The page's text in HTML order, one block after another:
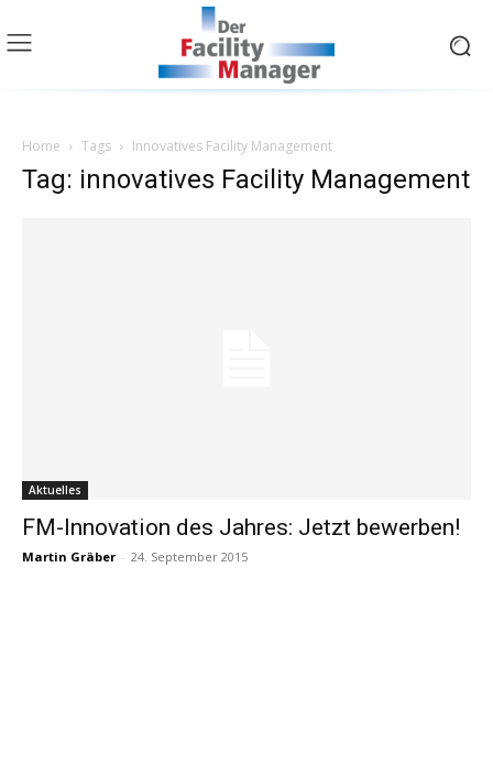
Home Tags Innovatives Facility Management
Tag: innovatives Facility Management
Aktuelles
FM-Innovation des Jahres: Jetzt bewerben!
Martin Gräber - 24. September 2015